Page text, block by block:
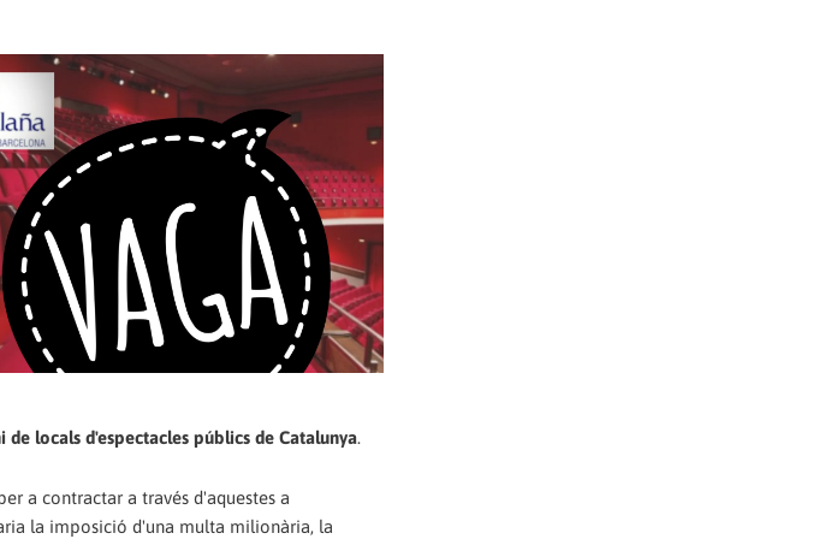
locals d'espectacles públics de Catalunya.
a contractar a través d'aquestes a
la imposició d'una multa milionària, la